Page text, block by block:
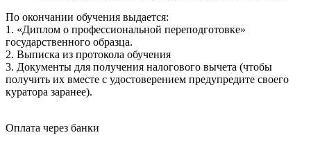
По окончании обучения выдается:
1. «Диплом о профессиональной переподготовке»
государственного образца.
2. Выписка из протокола обучения
3. Документы для получения налогового вычета (чтобы
получить их вместе с удостоверением предупредите своего
куратора заранее).
Оплата через банки